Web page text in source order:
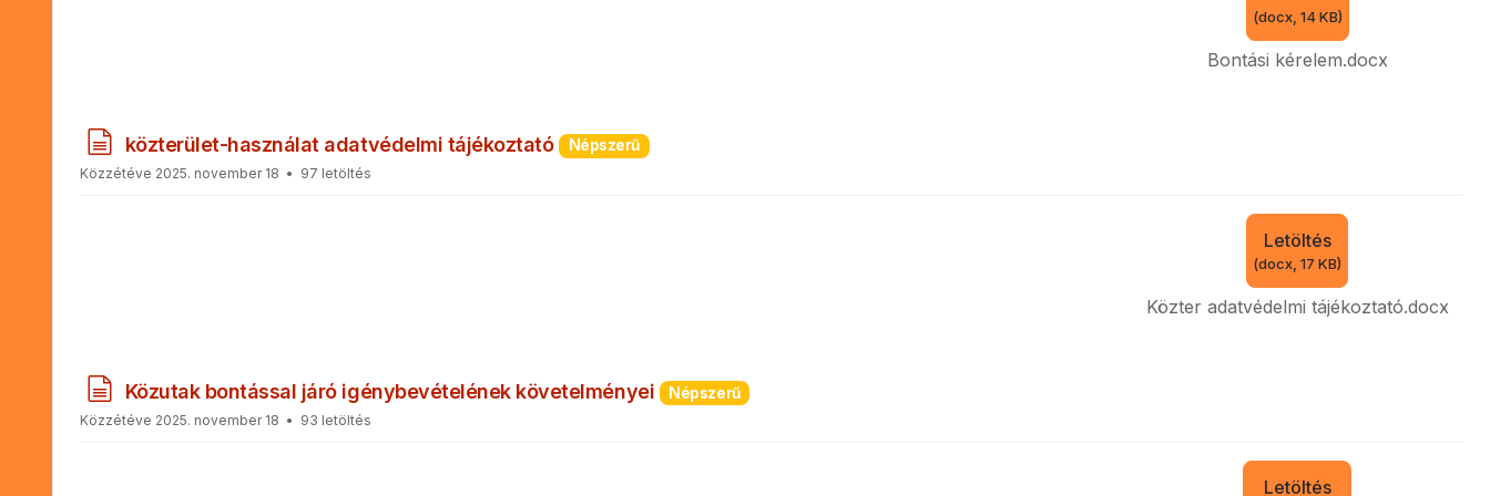
(docx, 14 KB)
Bontási kérelem.docx
d
o
közterület-használat adatvédelmi tájékoztató Népszerű
Közzétéve 2025. november 18 97 letöltés
Letöltés
(docx, 17 KB)
Közter adatvédelmi tájékoztató.docx
d
o
Közutak bontással járó igénybevételének követelményei Népszerű
Közzétéve 2025. november 18 93 letöltés
Letöltés